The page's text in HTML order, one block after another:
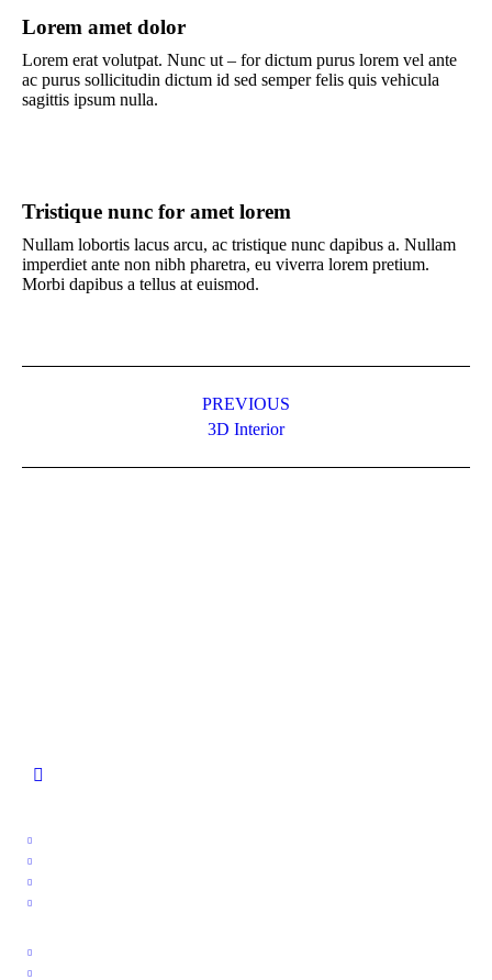
Lorem amet dolor
Lorem erat volutpat. Nunc ut – for dictum purus lorem vel ante
ac purus sollicitudin dictum id sed semper felis quis vehicula
sagittis ipsum nulla.
Tristique nunc for amet lorem
Nullam lobortis lacus arcu, ac tristique nunc dapibus a. Nullam
imperdiet ante non nibh pharetra, eu viverra lorem pretium.
Morbi dapibus a tellus at euismod.
PREVIOUS
Onglet
3D Interior